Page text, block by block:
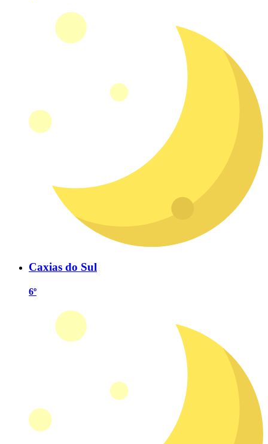
Caxias do Sul
6º